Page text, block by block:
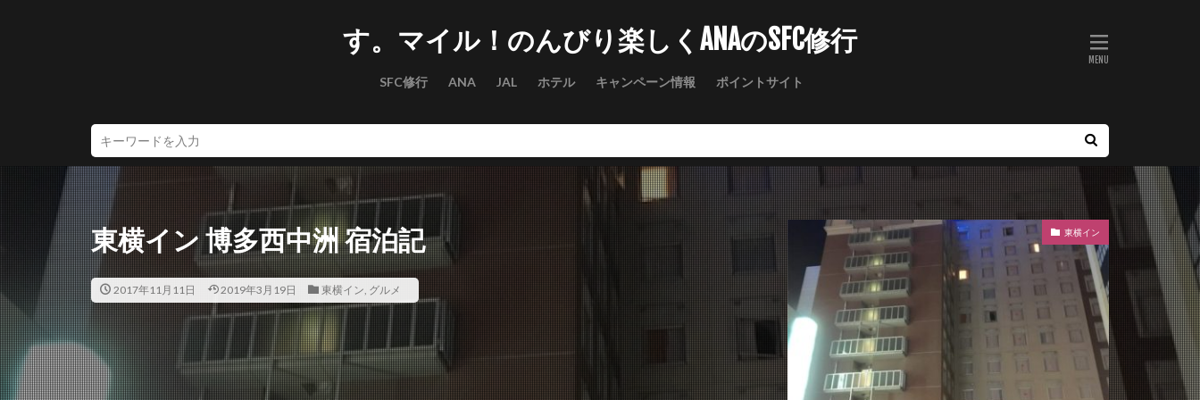
す。マイル！のんびり楽しくANAのSFC修行
SFC修行 ANA JAL ホテル キャンペーン情報 ポイントサイト
東横イン 博多西中洲 宿泊記
2017年11月11日 2019年3月19日 東横イン, グルメ
東横イン